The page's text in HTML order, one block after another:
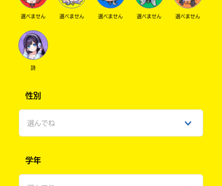
選べません 選べません 選べません 選べません 選べません
詩
性別
選んでね
学年